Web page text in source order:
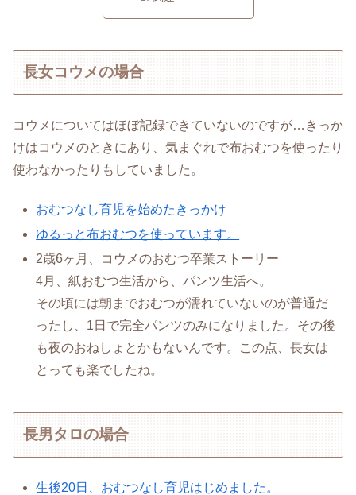
長女コウメの場合
コウメについてはほぼ記録できていないのですが…きっか
けはコウメのときにあり、気まぐれで布おむつを使ったり
使わなかったりもしていました。
おむつなし育児を始めたきっかけ
ゆるっと布おむつを使っています。
2歳6ヶ月、コウメのおむつ卒業ストーリー
4月、紙おむつ生活から、パンツ生活へ。
その頃には朝までおむつが濡れていないのが普通だ
ったし、1日で完全パンツのみになりました。その後
も夜のおねしょとかもないんです。この点、長女は
とっても楽でしたね。
長男タロの場合
生後20日、おむつなし育児はじめました。